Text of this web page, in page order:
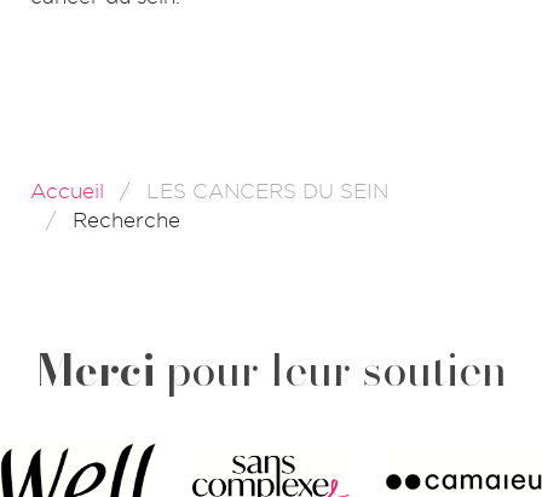
Accueil
LES CANCERS DU SEIN
Recherche
Merci pour leur soutien